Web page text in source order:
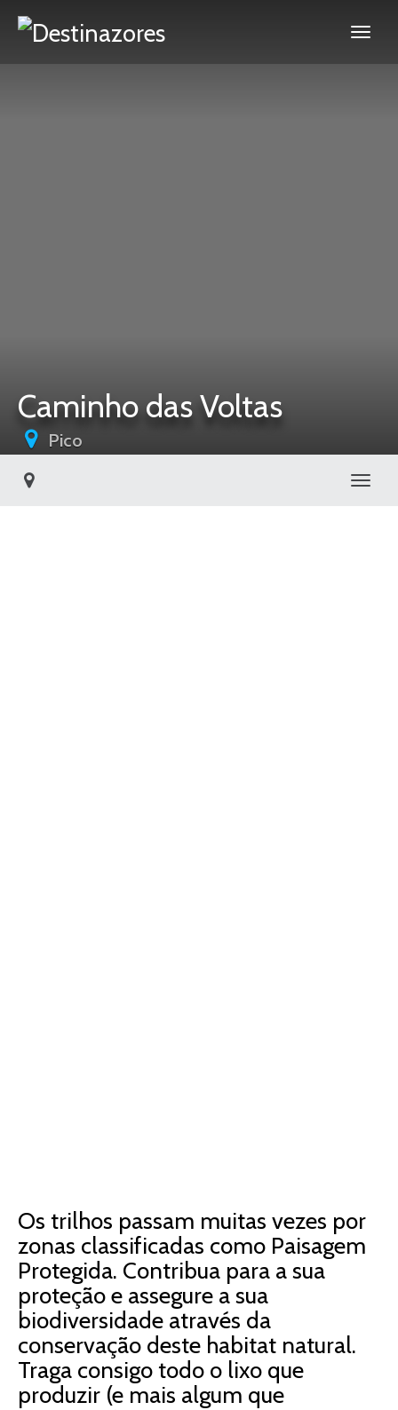
Caminho das Voltas
Pico
Os trilhos passam muitas vezes por
zonas classificadas como Paisagem
Protegida. Contribua para a sua
proteção e assegure a sua
biodiversidade através da
conservação deste habitat natural.
Traga consigo todo o lixo que
produzir (e mais algum que